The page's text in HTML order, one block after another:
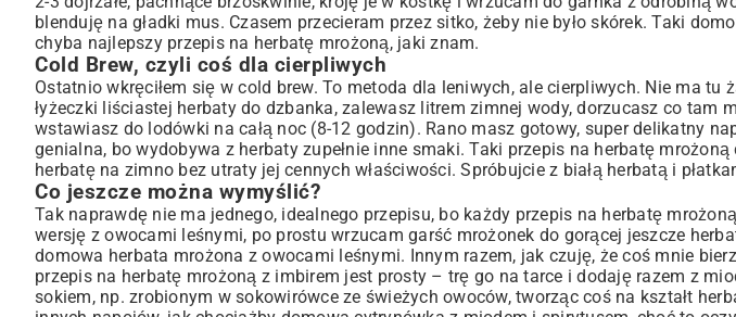
blenduję na gładki mus. Czasem przecieram przez sitko, żeby nie było skórek. Taki
chyba najlepszy przepis na herbatę mrożoną, jaki znam.
Cold Brew, czyli coś dla cierpliwych
Ostatnio wkręciłem się w cold brew. To metoda dla leniwych, ale cierpliwych. Nie ma tu
łyżeczki liściastej herbaty do dzbanka, zalewasz litrem zimnej wody, dorzucasz co tam
wstawiasz do lodówki na całą noc (8-12 godzin). Rano masz gotowy, super delikatny
genialna, bo wydobywa z herbaty zupełnie inne smaki. Taki przepis na herbatę
herbatę na zimno bez utraty jej cennych właściwości. Spróbujcie z białą herbatą i
Co jeszcze można wymyślić?
Tak naprawdę nie ma jednego, idealnego przepisu, bo każdy przepis na herbatę
wersję z owocami leśnymi, po prostu wrzucam garść mrożonek do gorącej jeszcze
domowa herbata mrożona z owocami leśnymi. Innym razem, jak czuję, że coś mnie
przepis na herbatę mrożoną z imbirem jest prosty – trę go na tarce i dodaję razem z
sokiem, np. zrobionym w sokowirówce ze świeżych owoców, tworząc coś na kształt